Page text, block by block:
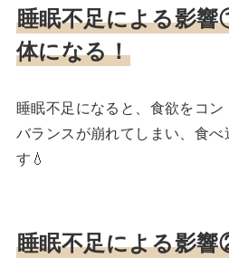
睡眠不足による影
体になる！
睡眠不足になると、食欲をコ
バランスが崩れてしまい、食
す💧
睡眠不足による影